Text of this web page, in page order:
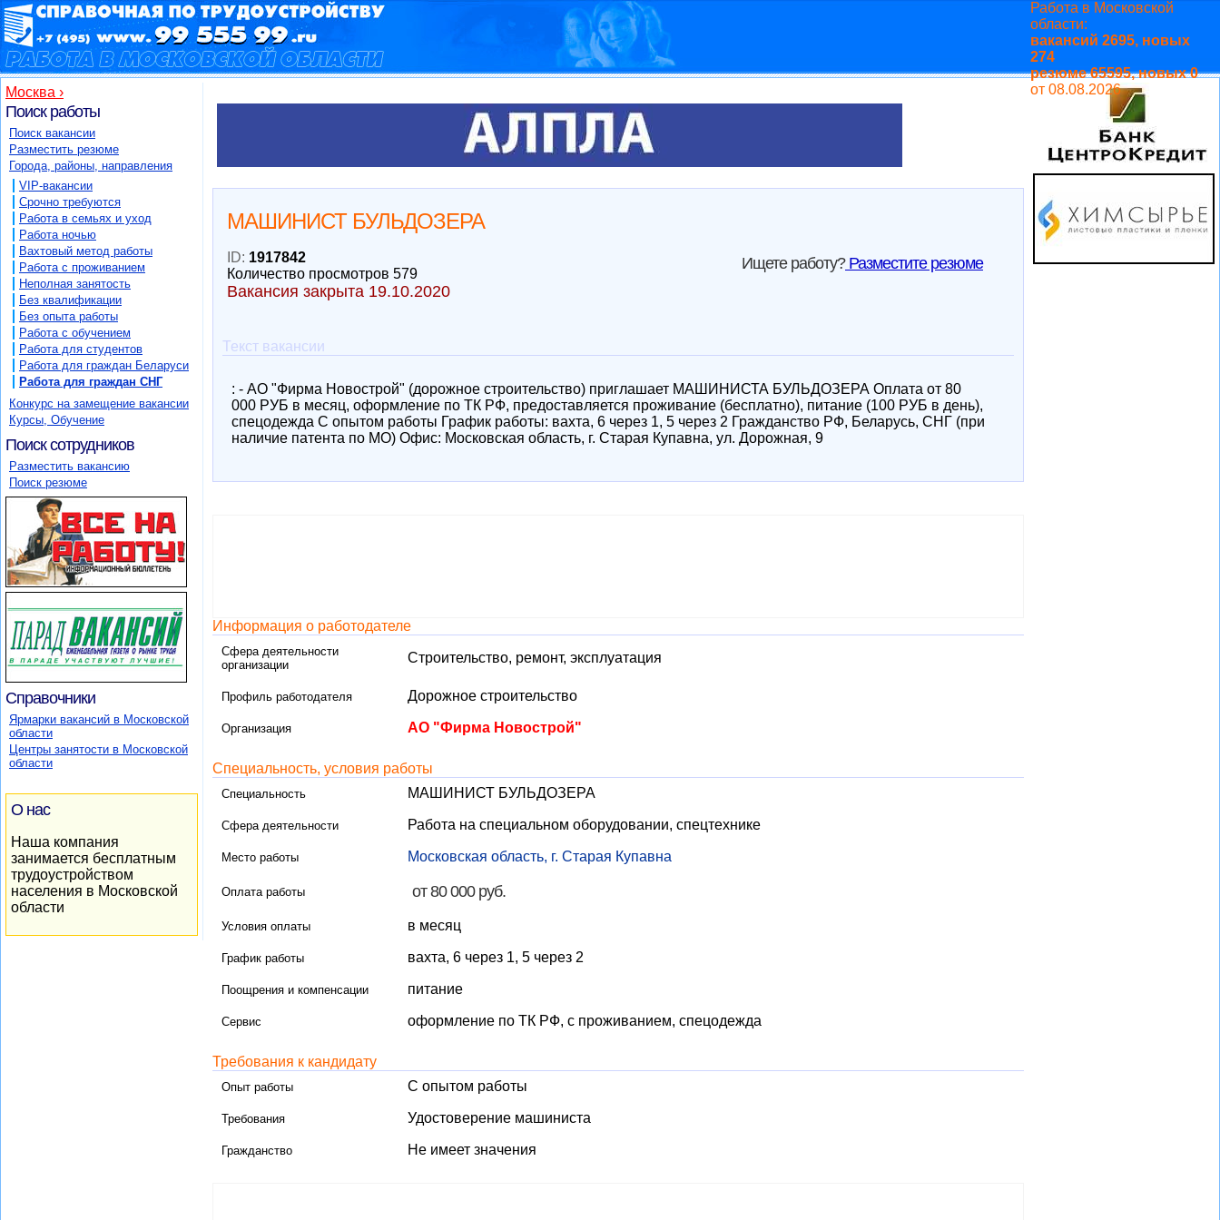
Работа в Московской
области:
вакансий 2695, новых
274
резюме 65595, новых 0
от 08.08.2026
Москва ›
Поиск работы
Поиск вакансии
Разместить резюме
Города, районы, направления
VIP-вакансии
Срочно требуются
Работа в семьях и уход
Работа ночью
Вахтовый метод работы
Работа с проживанием
Неполная занятость
Без квалификации
Без опыта работы
Работа с обучением
Работа для студентов
Работа для граждан Беларуси
Работа для граждан СНГ
Конкурс на замещение вакансии
Курсы, Обучение
Поиск сотрудников
Разместить вакансию
Поиск резюме
Справочники
Ярмарки вакансий в Московской
области
Центры занятости в Московской
области
О нас
Наша компания
занимается бесплатным
трудоустройством
населения в Московской
области
МАШИНИСТ БУЛЬДОЗЕРА
ID: 1917842
Количество просмотров 579
Вакансия закрыта 19.10.2020
Ищете работу?Разместите резюме
Текст вакансии
: - АО "Фирма Новострой" (дорожное строительство) приглашает МАШИНИСТА БУЛЬДОЗЕРА Оплата от 80
000 РУБ в месяц, оформление по ТК РФ, предоставляется проживание (бесплатно), питание (100 РУБ в день),
спецодежда С опытом работы График работы: вахта, 6 через 1, 5 через 2 Гражданство РФ, Беларусь, СНГ (при
наличие патента по МО) Офис: Московская область, г. Старая Купавна, ул. Дорожная, 9
Информация о работодателе
Сфера деятельности
организации
Строительство, ремонт, эксплуатация
Профиль работодателя Дорожное строительство
Организация АО "Фирма Новострой"
Специальность, условия работы
Специальность МАШИНИСТ БУЛЬДОЗЕРА
Сфера деятельности Работа на специальном оборудовании, спецтехнике
Место работы Московская область, г. Старая Купавна
Оплата работы от 80 000 руб.
Условия оплаты в месяц
График работы вахта, 6 через 1, 5 через 2
Поощрения и компенсации питание
Сервис оформление по ТК РФ, с проживанием, спецодежда
Требования к кандидату
Опыт работы С опытом работы
Требования Удостоверение машиниста
Гражданство Не имеет значения